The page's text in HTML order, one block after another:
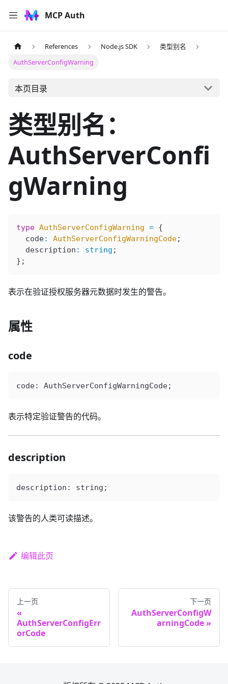
MCP Auth
References Node.js SDK
类型别名
AuthServerConfigWarning
本页目录
类型别名：
AuthServerConfi
gWarning
type AuthServerConfigWarning = {
  code
: AuthServerConfigWarningCode;
  description
: string ;
};
表示在验证授权服务器元数据时发生的警告。
属性
code
code: AuthServerConfigWarningCode;
表示特定验证警告的代码。
description
description : string ;
该警告的人类可读描述。
编辑此页
上一页
AuthServerConfigErr
orCode
下一页
AuthServerConfigW
arningCode